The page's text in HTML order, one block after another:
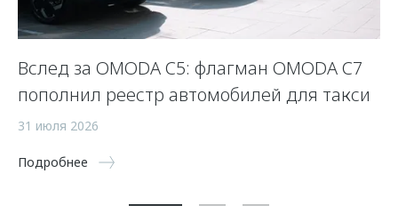
Вслед за OMODA C5: флагман OMODA C7
пополнил реестр автомобилей для такси
31 июля 2026
Подробнее